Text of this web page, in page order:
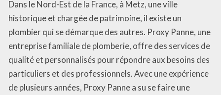
Dans le Nord-Est de la France, à Metz, une ville
historique et chargée de patrimoine, il existe un
plombier qui se démarque des autres. Proxy Panne, une
entreprise familiale de plomberie, offre des services de
qualité et personnalisés pour répondre aux besoins des
particuliers et des professionnels. Avec une expérience
de plusieurs années, Proxy Panne a su se faire une